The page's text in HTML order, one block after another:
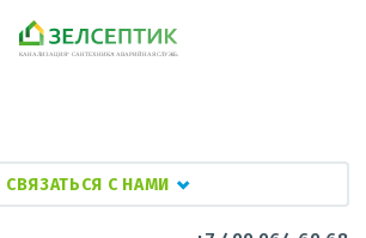
СВЯЗАТЬСЯ С НАМИ